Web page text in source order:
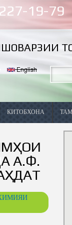
227-19-
English
КИТОБХОНА
А.Ф.